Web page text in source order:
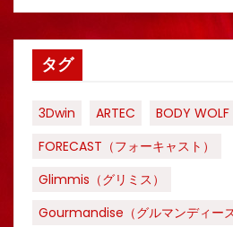
タグ
3Dwin ARTEC
BODY WOLF
FORECAST（フォーキャスト）
Glimmis（グリミス）
Gourmandise（グルマンディーズ